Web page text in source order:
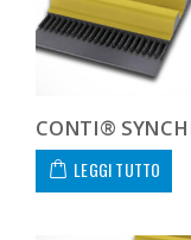
LEGGI TUTTO